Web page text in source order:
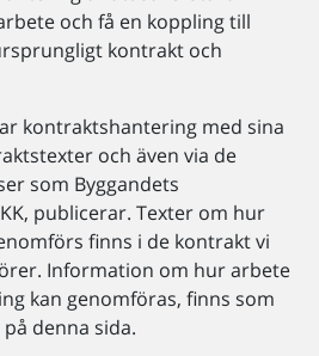
och få en koppling till
kontrakt och
kontraktshantering med sina
och även via de
som Byggandets
publicerar. Texter om hur
finns i de kontrakt vi
Information om hur arbete
kan genomföras, finns som
denna sida.